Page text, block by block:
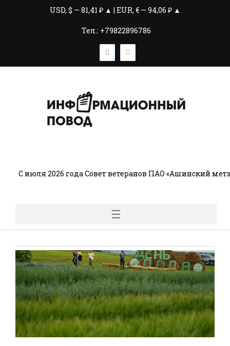
USD, $ — 81,41 ₽ ▲ | EUR, € — 94,06 ₽ ▲
Тел.: +79822896786
С июля 2026 года Совет ветеранов ПАО «Ашинский
☰